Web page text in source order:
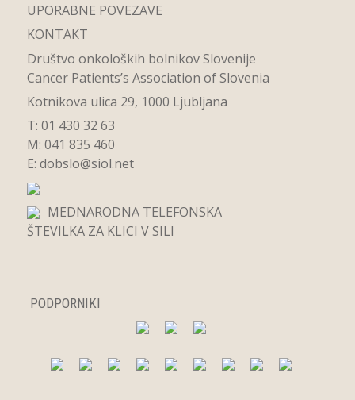
UPORABNE POVEZAVE
KONTAKT
Društvo onkoloških bolnikov Slovenije
Cancer Patients’s Association of Slovenia
Kotnikova ulica 29, 1000 Ljubljana
T: 01 430 32 63
M: 041 835 460
E:dobslo@siol.net
MEDNARODNA TELEFONSKA
ŠTEVILKA ZA KLICI V SILI
PODPORNIKI